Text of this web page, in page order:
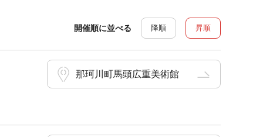
開催順に並べる 降順 昇順
那珂川町馬頭広重美術館